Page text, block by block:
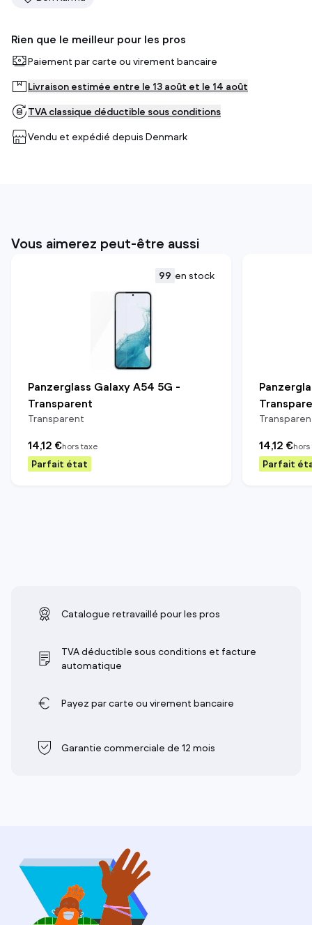
Rien que le meilleur pour les pros
Paiement par carte ou virement bancaire
Livraison estimée entre le 13 août et le 14 août
TVA classique déductible sous conditions
Vendu et expédié depuis Denmark
Vous aimerez peut-être aussi
99 en stock
Panzerglass Galaxy A54 5G -
Transparent
Transparent
14,12 €hors taxe
Parfait état
14,12 €
Parfait
Catalogue retravaillé pour les pros
TVA déductible sous conditions et facture
automatique
Payez par carte ou virement bancaire
Garantie commerciale de 12 mois